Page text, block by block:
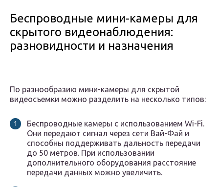
Беспроводные мини-камеры для
скрытого видеонаблюдения:
разновидности и назначения
По разнообразию мини-камеры для скрытой
видеосъемки можно разделить на несколько типов:
Беспроводные камеры с использованием Wi-Fi.
Они передают сигнал через сети Вай-Фай и
способны поддерживать дальность передачи
до 50 метров. При использовании
дополнительного оборудования расстояние
передачи данных можно увеличить.